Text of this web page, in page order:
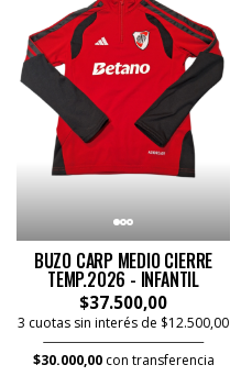
BUZO CARP MEDIO CIERRE
TEMP.2026 - INFANTIL
$37.500,00
3 cuotas sin interés de $12.500,00
$30.000,00con transferencia